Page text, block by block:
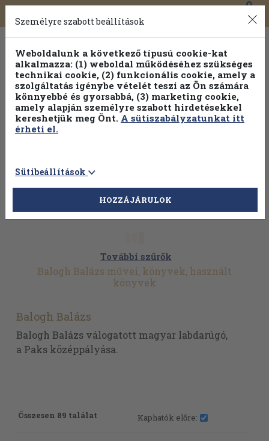
Toggle
navigation
0
További szűrők
Balogh Balázs művei, könyvek, használt
könyvek
Balogh Balázs
Balogh Balázs válogatott magyar labdarúgó,
a Paks középpályása.
Összesen 89 találat Kaphatók előre:
Személyre szabott beállítások
Weboldalunk a következő típusú cookie-kat
alkalmazza: (1) weboldal működéséhez szükséges
technikai cookie, (2) funkcionális cookie, amely a
szolgáltatás igénybe vételét teszi az Ön számára
könnyebbé és gyorsabbá, (3) marketing cookie,
amely alapján személyre szabott hirdetésekkel
kereshetjük meg Önt. A sütiszabályzatunkat itt
érheti el.
Sütibeállítások
HOZZÁJÁRULOK